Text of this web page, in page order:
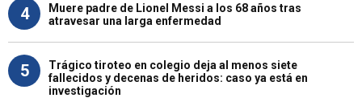
4
Muere padre de Lionel Messi a los 68 años tras
atravesar una larga enfermedad
5
Trágico tiroteo en colegio deja al menos siete
fallecidos y decenas de heridos: caso ya está en
investigación